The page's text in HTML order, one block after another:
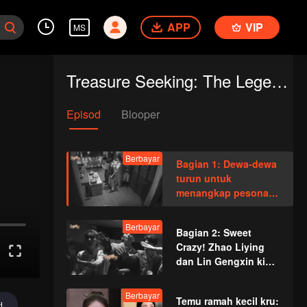
MS APP VIP
Treasure Seeking: The Legend of ShenLi
Episod Blooper
Berbayar
Bagian 1: Dewa-dewa
turun untuk
menangkap pesona,
Raja dan Dewa-dewa
Berbayar
Bagian 2: Sweet
Crazy! Zhao Liying
dan Lin Gengxin kini
Berbayar Temu ramah kecil kru: